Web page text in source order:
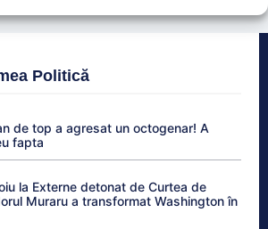
Politică
de top a agresat un octogenar! A
fapta
la Externe detonat de Curtea de
Muraru a transformat Washington în